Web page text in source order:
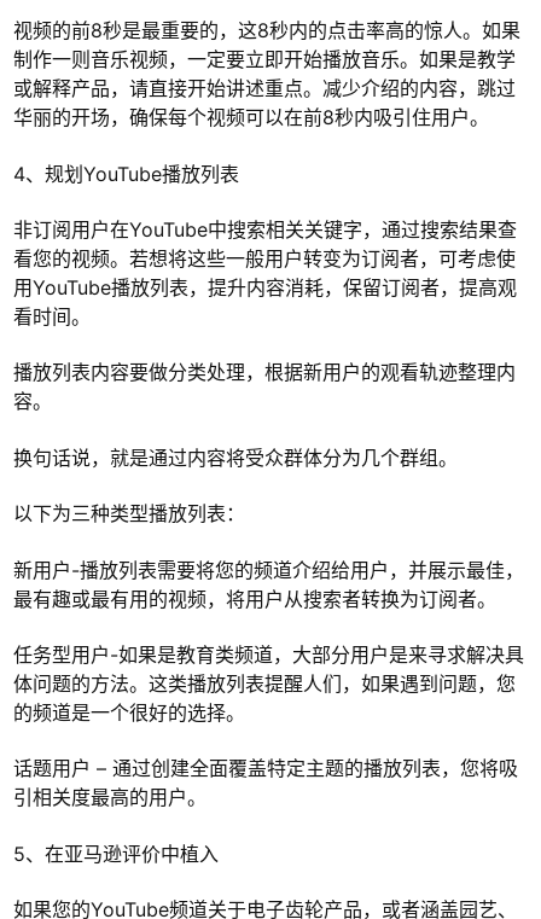
视频的前8秒是最重要的，这8秒内的点击率高的惊人。如果
制作一则音乐视频，一定要立即开始播放音乐。如果是教学
或解释产品，请直接开始讲述重点。减少介绍的内容，跳过
华丽的开场，确保每个视频可以在前8秒内吸引住用户。
4、规划YouTube播放列表
非订阅用户在YouTube中搜索相关关键字，通过搜索结果查
看您的视频。若想将这些一般用户转变为订阅者，可考虑使
用YouTube播放列表，提升内容消耗，保留订阅者，提高观
看时间。
播放列表内容要做分类处理，根据新用户的观看轨迹整理内
容。
换句话说，就是通过内容将受众群体分为几个群组。
以下为三种类型播放列表：
新用户-播放列表需要将您的频道介绍给用户，并展示最佳，
最有趣或最有用的视频，将用户从搜索者转换为订阅者。
任务型用户-如果是教育类频道，大部分用户是来寻求解决具
体问题的方法。这类播放列表提醒人们，如果遇到问题，您
的频道是一个很好的选择。
话题用户 – 通过创建全面覆盖特定主题的播放列表，您将吸
引相关度最高的用户。
5、在亚马逊评价中植入
如果您的YouTube频道关于电子齿轮产品，或者涵盖园艺、